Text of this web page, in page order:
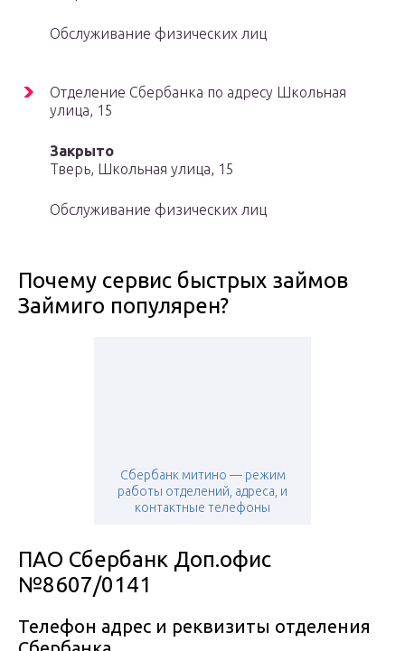
Обслуживание физических лиц
Отделение Сбербанка по адресу Школьная
улица, 15
Закрыто
Тверь, Школьная улица, 15
Обслуживание физических лиц
Почему сервис быстрых займов
Займиго популярен?
Сбербанк митино — режим
работы отделений, адреса, и
контактные телефоны
ПАО Сбербанк Доп.офис
№8607/0141
Телефон адрес и реквизиты отделения